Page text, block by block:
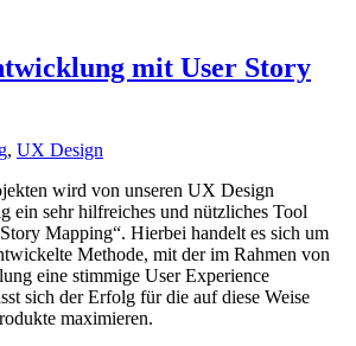
mit User Story
, UX Design
wird von unseren UX Design
ein sehr hilfreiches und nützliches Tool
Mapping“. Hierbei handelt es sich um
Methode, mit der im Rahmen von
eine stimmige User Experience
sich der Erfolg für die auf diese Weise
maximieren.